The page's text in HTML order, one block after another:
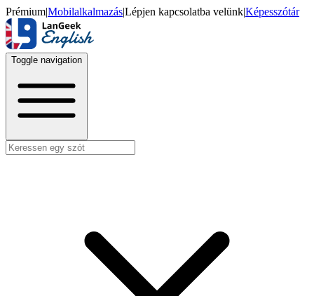
Prémium|Mobilalkalmazás|Lépjen kapcsolatba velünk|Képesszótár
Toggle navigation